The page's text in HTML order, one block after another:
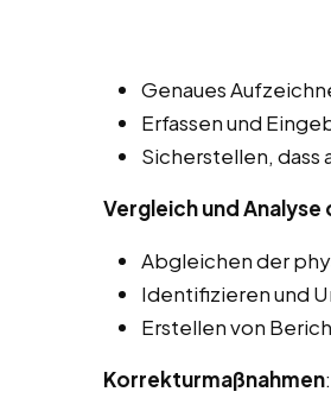
Genaues
Erfassen und
Sicherstellen, dass
Vergleich und
Abgleichen der
Identifizieren und
Erstellen von
Korrekturmaßnahmen: